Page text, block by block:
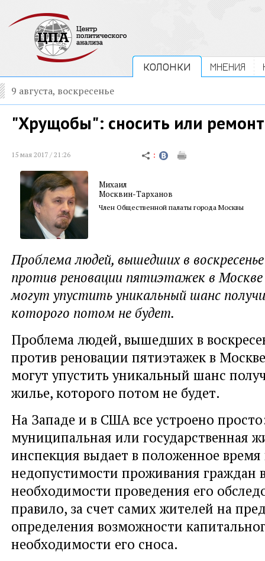
КОЛОНКИ МНЕНИЯ
9 августа, воскресенье
"Хрущобы": сносить или
15 мая 2017 / 21:26
Михаил
Москвин-Тарханов
Член Общественной палаты города Москвы
Проблема людей, вышедших в
против реновации пятиэтажек в
могут упустить уникальный шанс
которого потом не будет.
Проблема людей, вышедших в
против реновации пятиэтажек в
могут упустить уникальный шанс
жилье, которого потом не будет.
На Западе и в США все устроено
муниципальная или государственная
инспекция выдает в положенное
недопустимости проживания граждан
необходимости проведения его
правило, за счет самих жителей на
определения возможности
необходимости его сноса.